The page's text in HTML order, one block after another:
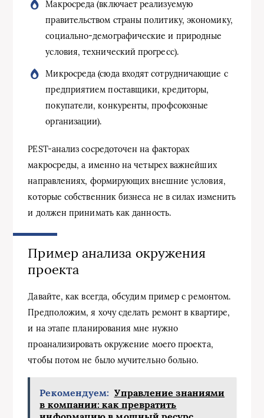
Макросреда (включает реализуемую
правительством страны политику, экономику,
социально-демографические и природные
условия, технический прогресс).
Микросреда (сюда входят сотрудничающие с
предприятием поставщики, кредиторы,
покупатели, конкуренты, профсоюзные
организации).
PEST-анализ сосредоточен на факторах
макросреды, а именно на четырех важнейших
направлениях, формирующих внешние условия,
которые собственник бизнеса не в силах изменить
и должен принимать как данность.
Пример анализа окружения
проекта
Давайте, как всегда, обсудим пример с ремонтом.
Предположим, я хочу сделать ремонт в квартире,
и на этапе планирования мне нужно
проанализировать окружение моего проекта,
чтобы потом не было мучительно больно.
Рекомендуем: Управление знаниями
в компании: как превратить